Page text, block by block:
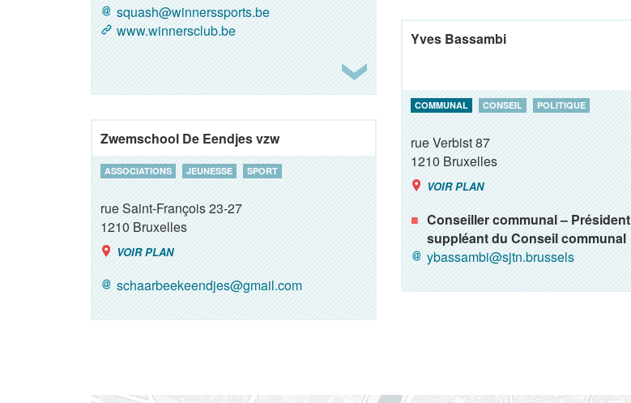
squash@winnerssports.be
www.winnersclub.be
Yves Bassambi
COMMUNAL CONSEIL POLITIQUE
rue Verbist 87
1210Bruxelles
VOIR PLAN
Conseiller communal – Président
suppléant du Conseil communal
ybassambi@sjtn.brussels
Zwemschool De Eendjes vzw
ASSOCIATIONS JEUNESSE SPORT
rue Saint-François 23-27
1210Bruxelles
VOIR PLAN
schaarbeekeendjes@gmail.com